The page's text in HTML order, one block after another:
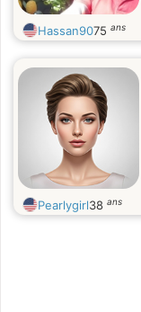
Hassan9075 ans
Pearlygirl38 ans